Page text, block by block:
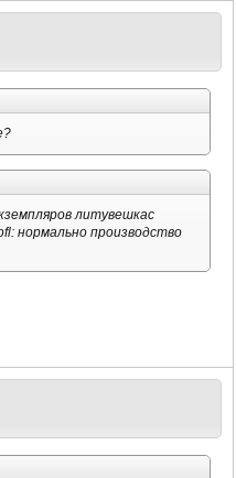
литувешкас
нормально производство